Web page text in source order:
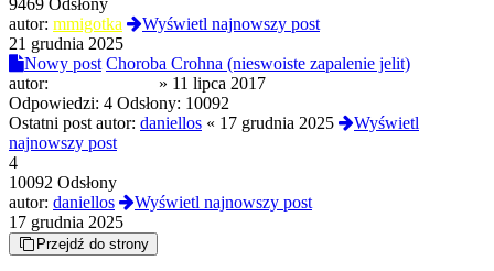
autor: mmigotka
Wyświetl najnowszy post
21 grudnia 2025
Nowy post Choroba Crohna (nieswoiste zapalenie jelit)
autor:
» 11 lipca 2017
Odpowiedzi: 4 Odsłony: 10092
Ostatni post autor: daniellos « 17 grudnia 2025
Wyświetl
najnowszy post
4
10092 Odsłony
autor: daniellos
Wyświetl najnowszy post
17 grudnia 2025
Przejdź do strony